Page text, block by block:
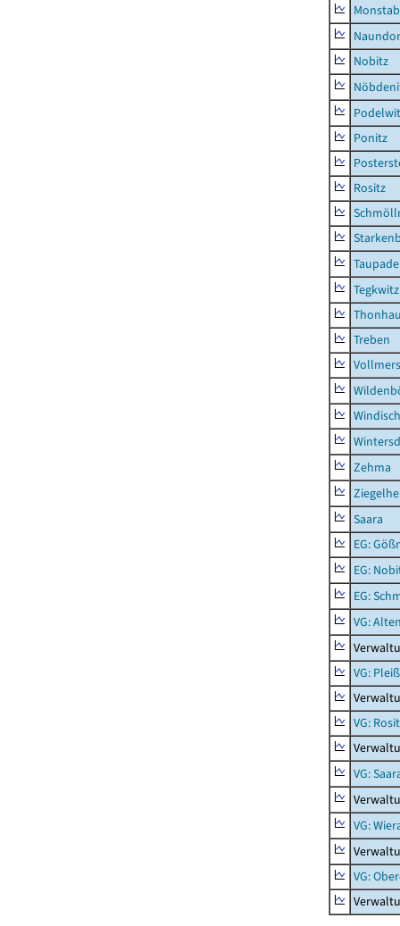
Monstab
Nobitz
Ponitz
Rositz
Tegkwitz
Treben
Zehma
Saara
EG:
EG:
EG:
VG:
VG:
VG:
VG:
VG:
VG: